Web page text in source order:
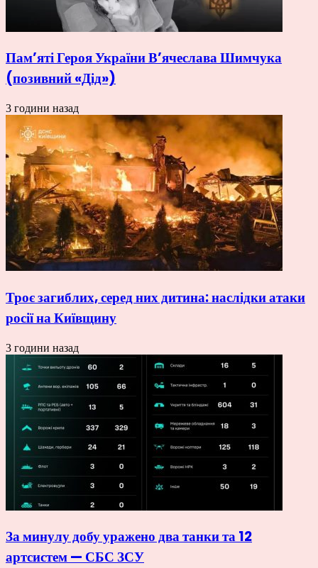
Пам’яті Героя України В’ячеслава Шимчука
(позивний «Дід»)
3 години назад
Троє загиблих, серед них дитина: наслідки атаки
росії на Київщину
3 години назад
За минулу добу уражено два танки та 12
артсистем — СБС ЗСУ